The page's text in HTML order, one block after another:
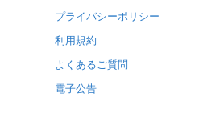
プライバシーポリシー
利用規約
よくあるご質問
電子公告